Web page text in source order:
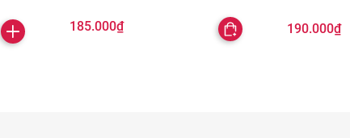
185.000₫ 190.000₫